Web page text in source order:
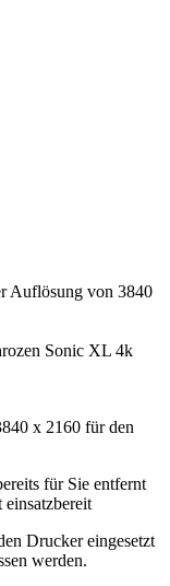
Auflösung von 3840
Sonic XL 4k
x 2160 für den
für Sie entfernt
Drucker eingesetzt
werden.